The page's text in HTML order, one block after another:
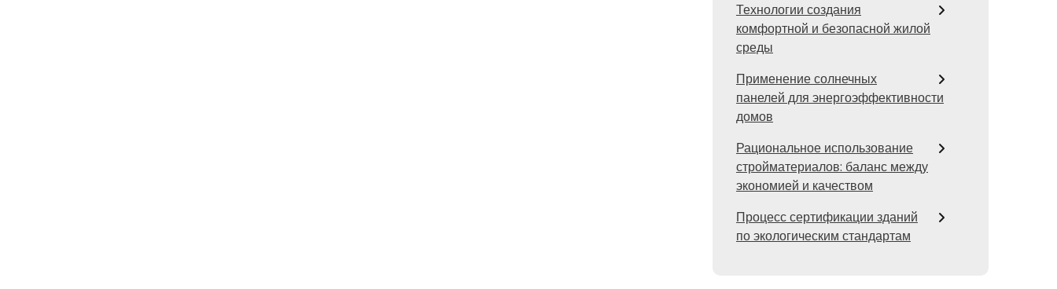
Технологии создания
комфортной и безопасной жилой
среды
Применение солнечных
панелей для энергоэффективности
домов
Рациональное использование
стройматериалов: баланс между
экономией и качеством
Процесс сертификации зданий
по экологическим стандартам